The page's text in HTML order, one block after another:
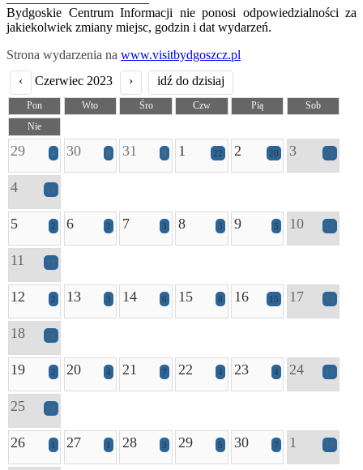
Bydgoskie Centrum Informacji nie ponosi odpowiedzialności za
jakiekolwiek zmiany miejsc, godzin i dat wydarzeń.
Strona wydarzenia na www.visitbydgoszcz.pl
‹
Czerwiec 2023 › idź do dzisiaj
Pon Wto Śro Czw Pią
Sob
Nie
29 4 30 8 31 9 1 22 2 20 3 22
4 14
5 2 6 2 7 3 8 3 9 5 10 15
11 19
12 2 13 3 14 6 15 8 16 15 17 23
18 18
19 2 20 4 21 7 22 4 23 4 24 12
25 21
26 1 27 1 28 3 29 5 30 7 1 10